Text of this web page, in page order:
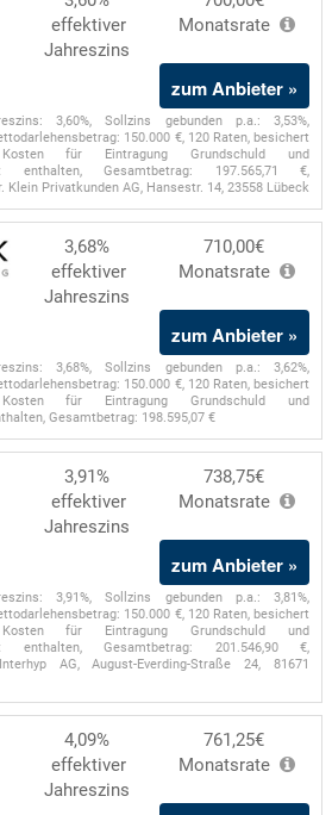
effektiver
Jahreszins
Monatsrate
zum Anbieter »
3,60%, Sollzins gebunden p.a.: 3,53%,
150.000 €, 120 Raten, besichert
Kosten für Eintragung Grundschuld und
enthalten, Gesamtbetrag: 197.565,71 €,
Privatkunden AG, Hansestr. 14, 23558 Lübeck
3,68%
effektiver
Jahreszins
710,00€
Monatsrate
zum Anbieter »
3,68%, Sollzins gebunden p.a.: 3,62%,
150.000 €, 120 Raten, besichert
Kosten für Eintragung Grundschuld und
Gesamtbetrag: 198.595,07 €
3,91%
effektiver
Jahreszins
738,75€
Monatsrate
zum Anbieter »
3,91%, Sollzins gebunden p.a.: 3,81%,
150.000 €, 120 Raten, besichert
Kosten für Eintragung Grundschuld und
enthalten, Gesamtbetrag: 201.546,90 €,
AG, August-Everding-Straße 24, 81671
4,09%
effektiver
Jahreszins
761,25€
Monatsrate